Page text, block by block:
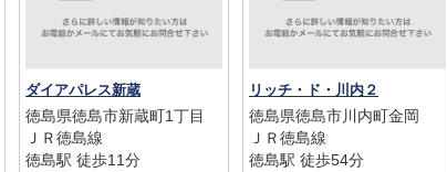
ダイアパレス新蔵
徳島県徳島市新蔵町1丁目
ＪＲ徳島線
徳島駅 徒歩11分
リッチ・ド・川内２
徳島県徳島市川内町金岡
ＪＲ徳島線
徳島駅 徒歩54分